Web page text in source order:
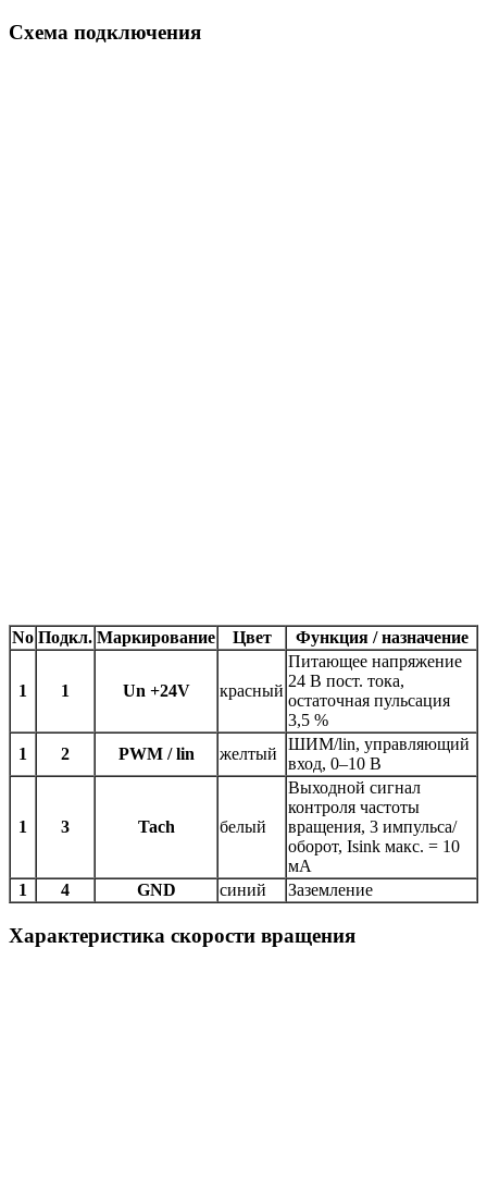
Схема подключения
No Подкл. Маркирование Цвет Функция / назначение
1 1 Un +24V красный
Питающее напряжение
24 В пост. тока,
остаточная пульсация
3,5 %
1
2 PWM / lin желтый
ШИМ/lin, управляющий
вход, 0–10 В
1 3 Tach белый
Выходной сигнал
контроля частоты
вращения, 3 импульса/
оборот, Isink макс. = 10
мА
1
4 GND синий Заземление
Характеристика скорости вращения